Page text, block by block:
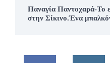
Παναγία Παντοχαρά-Το
στην Σίκινο.Ένα